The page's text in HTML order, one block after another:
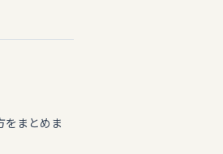
をまとめま